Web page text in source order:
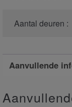
Aantal deuren :
Aanvullende